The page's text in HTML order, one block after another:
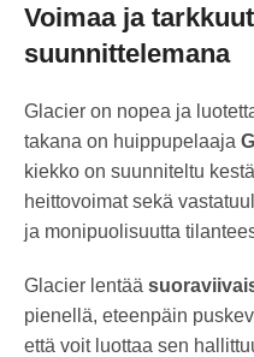
Voimaa ja
suunnittelemana
Glacier on nopea ja
takana on huippupelaaja
kiekko on suunniteltu
heittovoimat sekä
ja monipuolisuutta
Glacier lentää
pienellä, eteenpäin
että voit luottaa sen